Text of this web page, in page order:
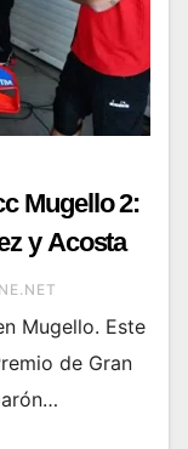
Mugello 2:
y Acosta
Mugello. Este
de Gran